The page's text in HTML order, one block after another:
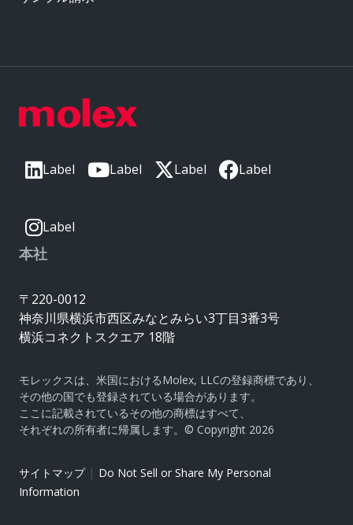
Label Label Label Label
Label
本社
〒220-0012
神奈川県横浜市西区みなとみらい3丁目3番3号
横浜コネクトスクエア 18階
モレックスは、米国におけるMolex, LLCの登録商標であり、
その他の国でも登録されている場合があります。
ここに記載されているその他の商標はすべて、
それぞれの所有者に帰属します。© Copyright 2026
サイトマップ| Do Not Sell or Share My Personal
Information